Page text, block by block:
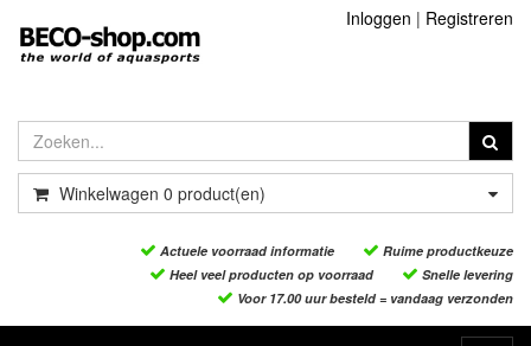
Inloggen | Registreren
Winkelwagen 0 product(en)
Actuele voorraad informatie
Ruime productkeuze
Heel veel producten op voorraad
Snelle levering
Voor 17.00 uur besteld = vandaag verzonden